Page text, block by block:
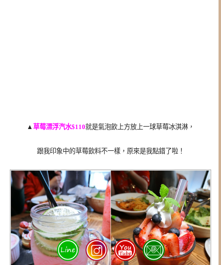
▲ 草莓漂浮汽水$110就是氣泡飲上方放上一球草莓冰淇淋，
跟我印象中的草莓飲料不一樣，原來是我點錯了啦！